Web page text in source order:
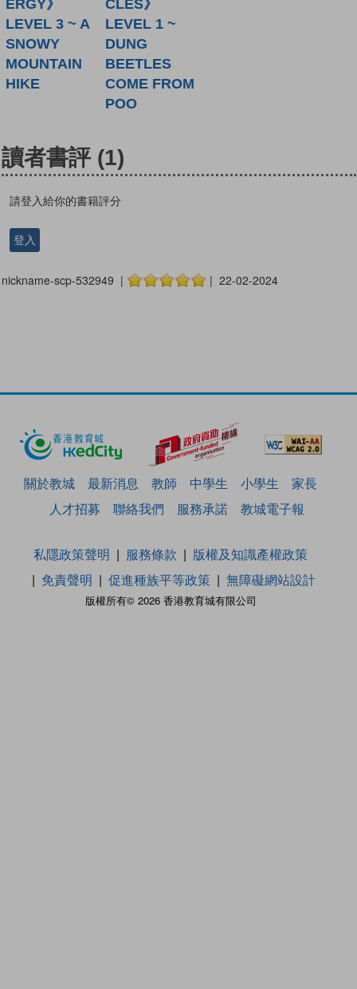
ERGY》
LEVEL 3 ~ A
SNOWY
MOUNTAIN
HIKE
CLES》
LEVEL 1 ~
DUNG
BEETLES
COME FROM
POO
讀者書評 (1)
請登入給你的書籍評分
登入
nickname-scp-532949 | | 22-02-2024
關於教城 最新消息 教師 中學生 小學生
家長
人才招募
聯絡我們 服務承諾 教城電子報
版權所有© 2026 香港教育城有限公司
私隱政策聲明 服務條款
版權及知識產權政策
免責聲明
促進種族平等政策 無障礙網站設計